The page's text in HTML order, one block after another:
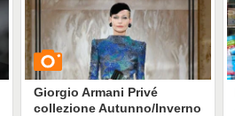
Giorgio Armani Privé
collezione Autunno/Inverno